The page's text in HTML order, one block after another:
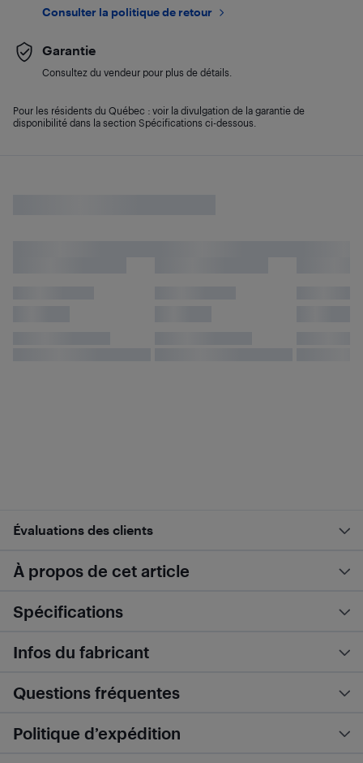
Consulter la politique de retour
Garantie
Consultez du vendeur pour plus de détails.
Pour les résidents du Québec : voir la divulgation de la garantie de
disponibilité dans la section Spécifications ci-dessous.
Évaluations des clients
À propos de cet article
Spécifications
Infos du fabricant
Questions fréquentes
Politique d’expédition